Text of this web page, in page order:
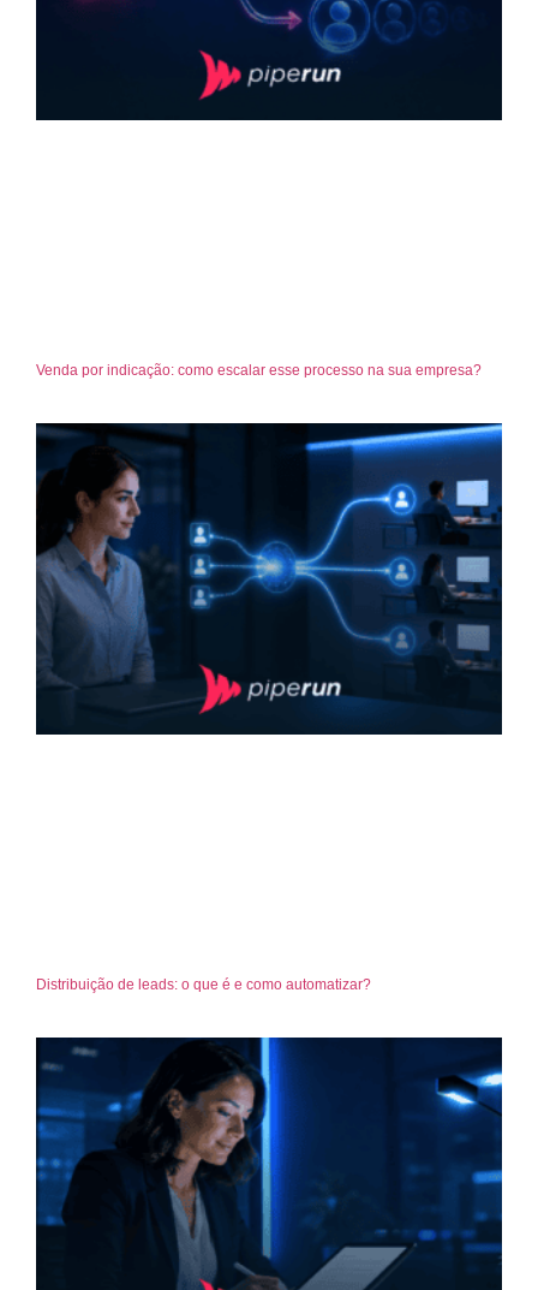
Venda por indicação: como escalar esse processo na sua empresa?
Distribuição de leads: o que é e como automatizar?